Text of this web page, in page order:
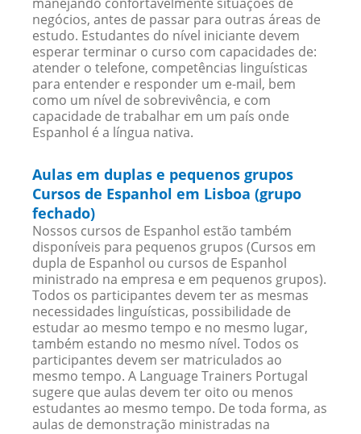
negócios, antes de passar para outras áreas de
estudo. Estudantes do nível iniciante devem
esperar terminar o curso com capacidades de:
atender o telefone, competências linguísticas
para entender e responder um e-mail, bem
como um nível de sobrevivência, e com
capacidade de trabalhar em um país onde
Espanhol é a língua nativa.
Aulas em duplas e pequenos grupos
Cursos de Espanhol em Lisboa (grupo
fechado)
Nossos cursos de Espanhol estão também
disponíveis para pequenos grupos (Cursos em
dupla de Espanhol ou cursos de Espanhol
ministrado na empresa e em pequenos grupos).
Todos os participantes devem ter as mesmas
necessidades linguísticas, possibilidade de
estudar ao mesmo tempo e no mesmo lugar,
também estando no mesmo nível. Todos os
participantes devem ser matriculados ao
mesmo tempo. A Language Trainers Portugal
sugere que aulas devem ter oito ou menos
estudantes ao mesmo tempo. De toda forma, as
aulas de demonstração ministradas na